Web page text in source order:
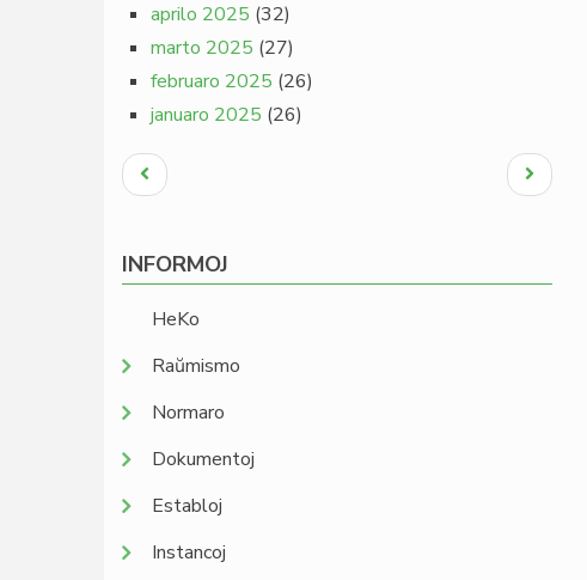
aprilo 2025 (32)
marto 2025 (27)
februaro 2025 (26)
januaro 2025 (26)
Pagination
Antaŭa
paĝo
Next
page
INFORMOJ
HeKo
Raŭmismo
Normaro
Dokumentoj
Establoj
Instancoj